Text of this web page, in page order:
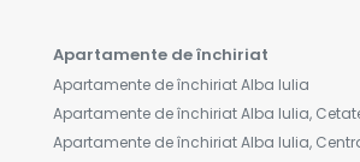
Apartamente de închiriat
Apartamente de închiriat Alba Iulia
Apartamente de închiriat Alba Iulia,
Apartamente de închiriat Alba Iulia,